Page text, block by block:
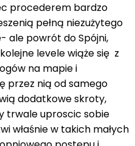
procederem bardzo
pełną niezużytego
ale powrót do Spójni,
levele wiąże się z
na mapie i
przez nią od samego
dodatkowe skroty,
trwale uproscic sobie
właśnie w takich małych